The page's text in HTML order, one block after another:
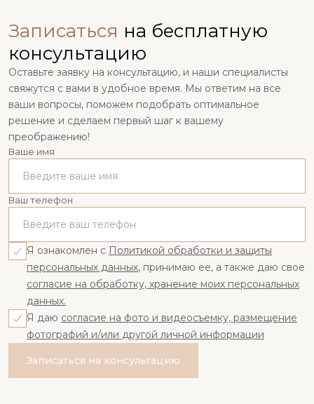
Записаться на бесплатную
консультацию
Оставьте заявку на консультацию, и наши специалисты
свяжутся с вами в удобное время. Мы ответим на все
ваши вопросы, поможем подобрать оптимальное
решение и сделаем первый шаг к вашему
преображению!
Ваше имя
Ваш телефон
Я ознакомлен с Политикой обработки и защиты
персональных данных, принимаю ее, а также даю свое
согласие на обработку, хранение моих персональных
данных.
Я даю согласие на фото и видеосъемку, размещение
фотографий и/или другой личной информации
Записаться на консультацию